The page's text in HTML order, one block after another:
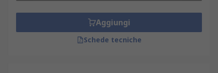
Aggiungi
Schede tecniche